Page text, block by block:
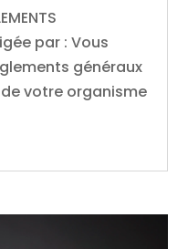
par : Vous
généraux
votre organisme